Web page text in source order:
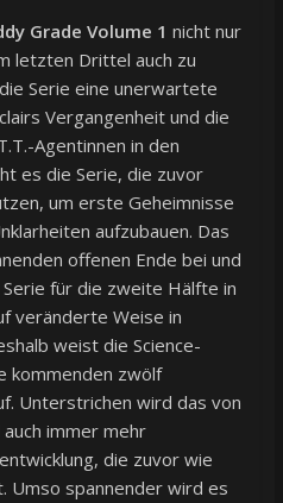
Grade Volume 1 nicht nur
letzten Drittel auch zu
Serie eine unerwartete
Vergangenheit und die
Agentinnen in den
es die Serie, die zuvor
um erste Geheimnisse
aufzubauen. Das
offenen Ende bei und
für die zweite Hälfte in
veränderte Weise in
weist die Science-
kommenden zwölf
Unterstrichen wird das von
immer mehr
die zuvor wie
Umso spannender wird es